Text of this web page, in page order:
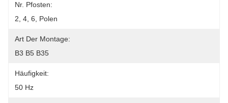
Nr. Pfosten:
2, 4, 6, Polen
Art Der Montage:
B3 B5 B35
Häufigkeit:
50 Hz